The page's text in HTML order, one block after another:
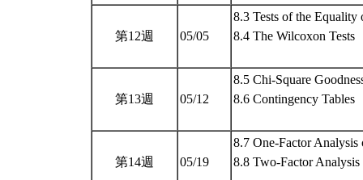
第12週 05/05
8.3 Tests of the
8.4 The Wilcoxon Tests
第13週 05/12
8.5 Chi-Square
8.6 Contingency Tables
第14週 05/19
8.7 One-Factor Analysis
8.8 Two-Factor Analysis